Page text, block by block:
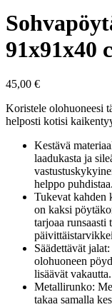
91x91x40
45,00 €
Koristele olohuoneesi
helposti kotisi
Kestävä
laadukasta ja
helppo puhdistaa.
Tukevat kahden
on kaksi
tarjoaa
Säädettävät
olohuoneen
lisäävät vakautta.
Metallirunko:
takaa samalla